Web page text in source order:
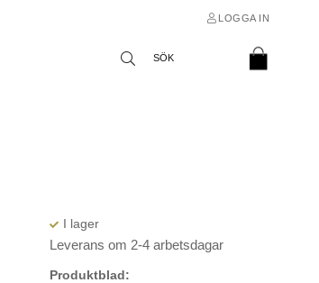
LOGGA IN
Leverans om 2-4 arbetsdagar
Produktblad: